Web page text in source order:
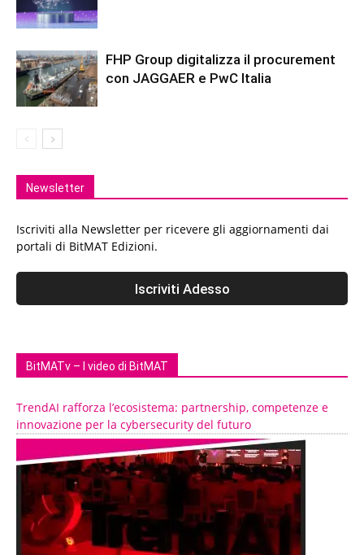
FHP Group digitalizza il procurement
con JAGGAER e PwC Italia
Newsletter
Iscriviti alla Newsletter per ricevere gli aggiornamenti dai
portali di BitMAT Edizioni.
BitMATv – I video di BitMAT
TrendAI rafforza l’ecosistema: partnership, competenze e
innovazione per la cybersecurity del futuro